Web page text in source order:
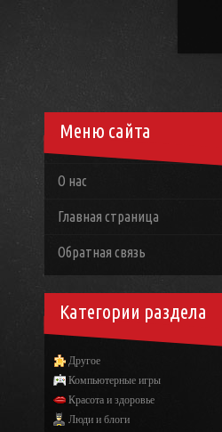
Меню сайта
О нас
Главная страница
Обратная связь
Категории раздела
Другое
Компьютерные игры
Красота и здоровье
Люди и блоги